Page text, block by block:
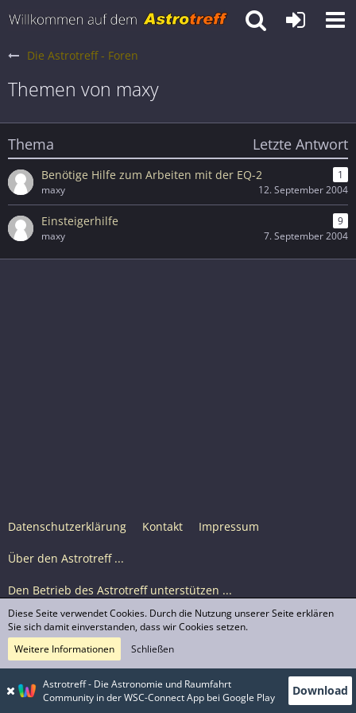
Die Astrotreff - Foren
Themen von maxy
Thema Letzte Antwort
Benötige Hilfe zum Arbeiten mit der EQ-2
1
maxy
12. September 2004
Einsteigerhilfe
9
maxy
7. September 2004
Datenschutzerklärung Kontakt Impressum
Über den Astrotreff ...
Den Betrieb des Astrotreff unterstützen ...
Nutzungsbedingungen
© Astrotreff 2001-2026, lizenziert unter CC BY-SA,
sofern für einzelne Inhalte nicht anders angegeben
Astrotreff - Die Astronomie und Raumfahrt
Community in der WSC-Connect App bei Google Play
Download
Diese Seite verwendet Cookies. Durch die Nutzung unserer Seite erklären
Sie sich damit einverstanden, dass wir Cookies setzen.
Weitere Informationen
Schließen